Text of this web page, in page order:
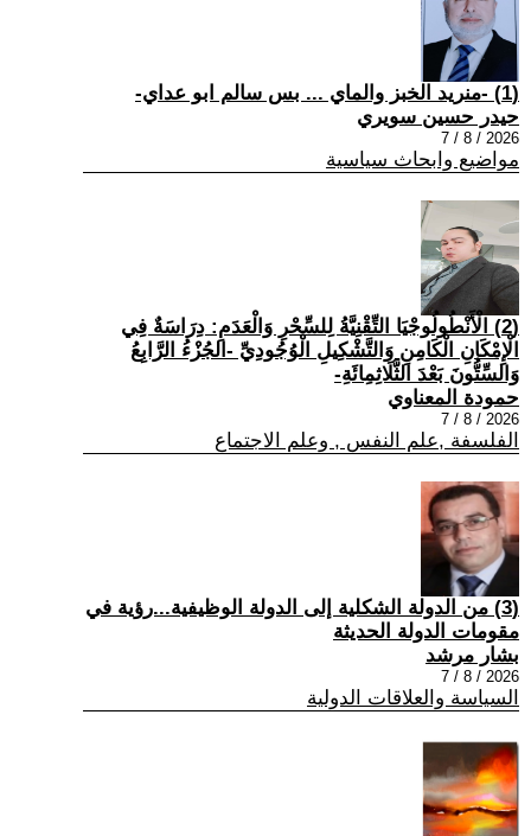
(1) -منريد الخبز والماي ... بس سالم ابو عداي-
حيدر حسين سويري
2026 / 8 / 7
مواضيع وابحاث سياسية
(2) الْأَنْطُولُوجْيَا التِّقْنِيَّةُ لِلسِّحْرِ وَالْعَدَمِ: دِرَاسَةٌ فِي
الْإِمْكَانِ الْكَامِنِ وَالتَّشْكِيلِ الْوُجُودِيِّ -الجُزْءُ الرَّابِعُ
وَالسِّتُّونَ بَعْدَ الثَّلَاثِمِائَةِ-
حمودة المعناوي
2026 / 8 / 7
الفلسفة ,علم النفس , وعلم الاجتماع
(3) من الدولة الشكلية إلى الدولة الوظيفية...رؤية في
مقومات الدولة الحديثة
بشار مرشد
2026 / 8 / 7
السياسة والعلاقات الدولية